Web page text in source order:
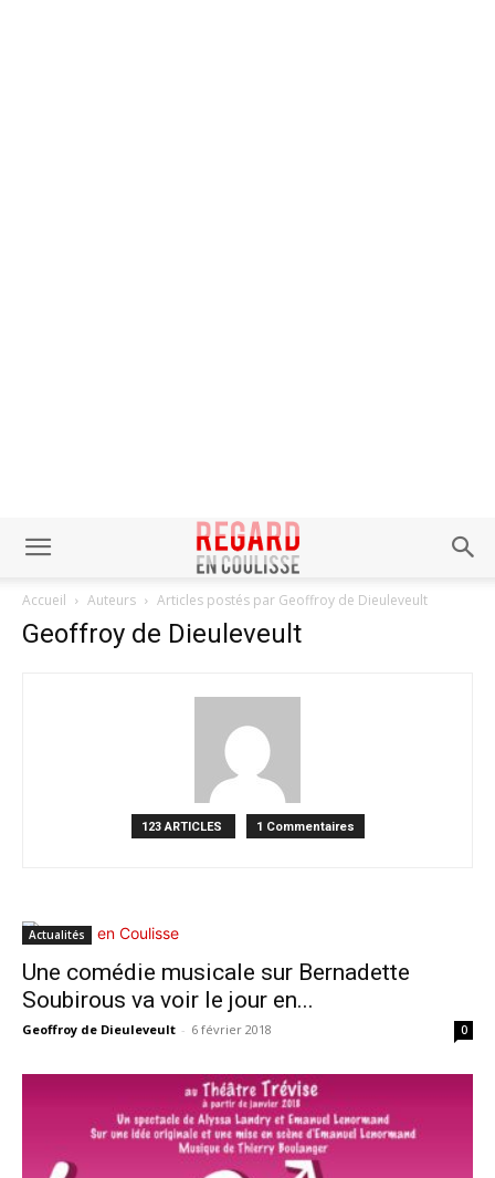
Accueil Auteurs Articles postés par Geoffroy de Dieuleveult
Geoffroy de Dieuleveult
123 ARTICLES 1 Commentaires
Actualités
Une comédie musicale sur Bernadette
Soubirous va voir le jour en...
Geoffroy de Dieuleveult - 6 février 2018 0